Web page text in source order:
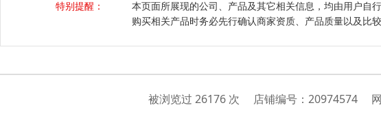
特别提醒：
本页面所展现的公司、产品及其它相关信息，均由用户自行
购买相关产品时务必先行确认商家资质、产品质量以及比
被浏览过 26176 次 店铺编号： 20974574